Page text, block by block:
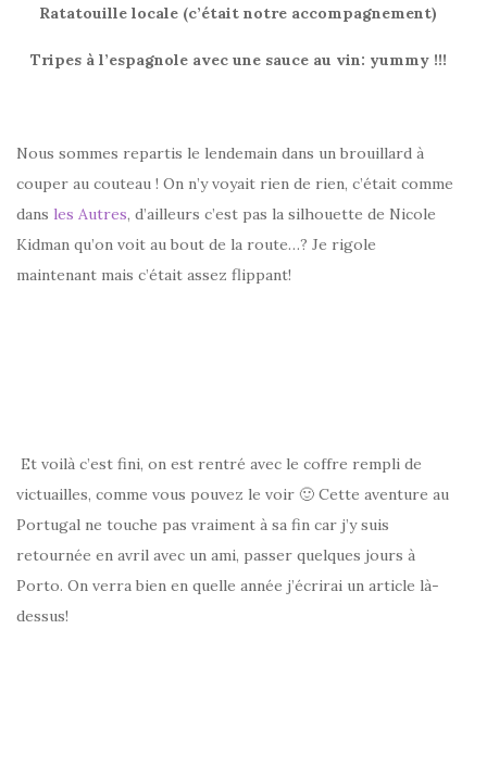
Ratatouille locale (c’était notre accompagnement)
Tripes à l’espagnole avec une sauce au vin: yummy !!!
Nous sommes repartis le lendemain dans un brouillard à
couper au couteau ! On n’y voyait rien de rien, c’était comme
dans les Autres, d’ailleurs c’est pas la silhouette de Nicole
Kidman qu’on voit au bout de la route…? Je rigole
maintenant mais c’était assez flippant!
Et voilà c’est fini, on est rentré avec le coffre rempli de
victuailles, comme vous pouvez le voir 🙂 Cette aventure au
Portugal ne touche pas vraiment à sa fin car j’y suis
retournée en avril avec un ami, passer quelques jours à
Porto. On verra bien en quelle année j’écrirai un article là-
dessus!